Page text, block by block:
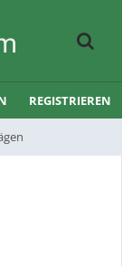
REGISTRIEREN